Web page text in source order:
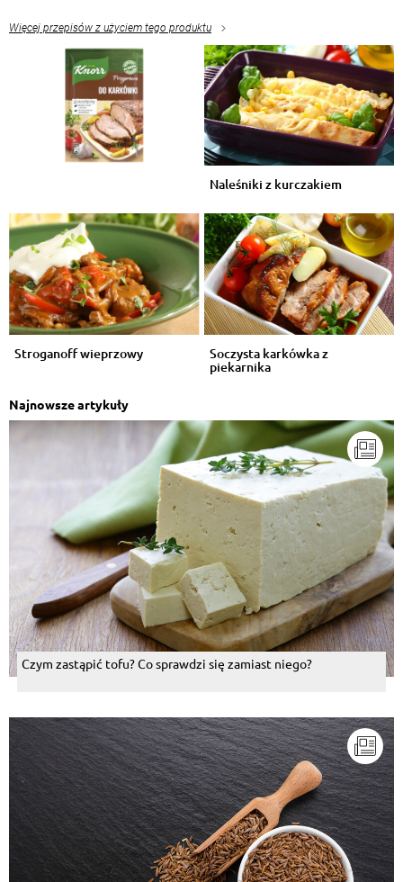
Więcej przepisów z użyciem tego produktu
Naleśniki z kurczakiem
Stroganoff wieprzowy Soczysta karkówka z
piekarnika
Najnowsze artykuły
Czym zastąpić tofu? Co sprawdzi się zamiast niego?